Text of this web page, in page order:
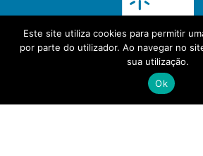
Este site utiliza cookies para permitir
por parte do utilizador. Ao navegar no
sua utilização.
Ok